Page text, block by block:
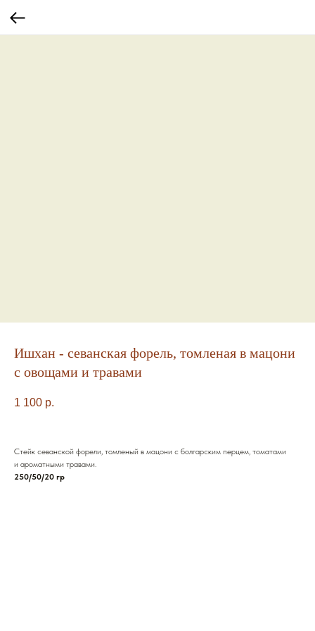
Ишхан - севанская форель, томленая в мацони
с овощами и травами
1 100 р.
Стейк севанской форели, томленый в мацони с болгарским перцем, томатами
и ароматными травами.
250/50/20 гр